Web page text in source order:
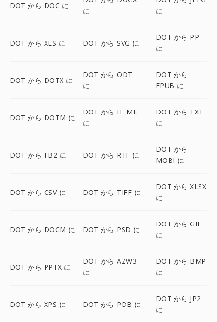
DOT から DOC に
に
に
DOT から XLS に DOT から SVG に
DOT から PPT
に
DOT から DOTX に
DOT から ODT
に
DOT から
EPUB に
DOT から DOTM に
DOT から HTML
に
DOT から TXT
に
DOT から FB2 に DOT から RTF に
DOT から
MOBI に
DOT から CSV に DOT から TIFF に
DOT から XLSX
に
DOT から DOCM に DOT から PSD に
DOT から GIF
に
DOT から PPTX に
DOT から AZW3
に
DOT から BMP
に
DOT から XPS に DOT から PDB に
DOT から JP2
に